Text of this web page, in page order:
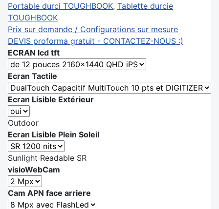
Portable durci TOUGHBOOK, Tablette durcie
TOUGHBOOK
Prix sur demande / Configurations sur mesure
DEVIS proforma gratuit - CONTACTEZ-NOUS :)
ECRAN lcd tft
Ecran Tactile
Ecran Lisible Extérieur
Outdoor
Ecran Lisible Plein Soleil
Sunlight Readable SR
visioWebCam
Cam APN face arriere